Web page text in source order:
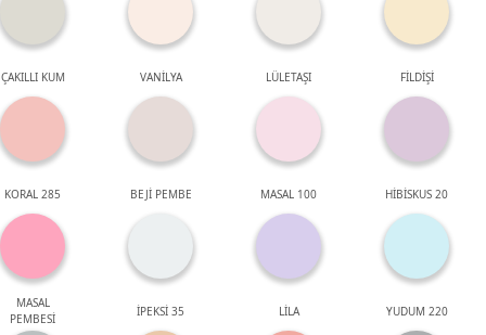
ÇAKILLI KUM VANİLYA LÜLETAŞI FİLDİŞİ
KORAL 285 BEJİ PEMBE MASAL 100 HİBİSKUS 20
MASAL
PEMBESİ
İPEKSİ 35 LİLA YUDUM 220